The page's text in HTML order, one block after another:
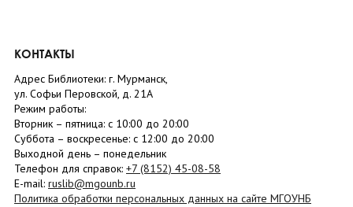
КОНТАКТЫ
Адрес Библиотеки: г. Мурманск,
ул. Софьи Перовской, д. 21А
Режим работы:
Вторник – пятница: с 10:00 до 20:00
Суббота – воскресенье: c 12:00 до 20:00
Выходной день – понедельник
Телефон для справок: +7 (8152) 45-08-58
E-mail: ruslib@mgounb.ru
Политика обработки персональных данных на сайте МГОУНБ